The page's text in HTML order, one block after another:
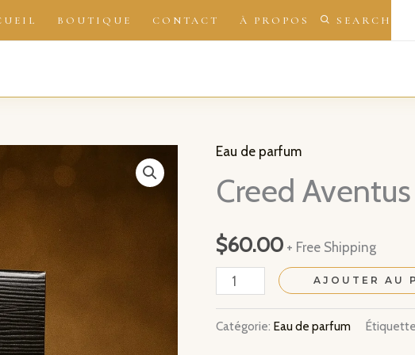
BOUTIQUE CONTACT À PROPOS SEARCH
Eau de parfum
Creed
$60.00 + Free Shipping
quantité
Creed
AJOUTER AU
Catégorie: Eau de parfum